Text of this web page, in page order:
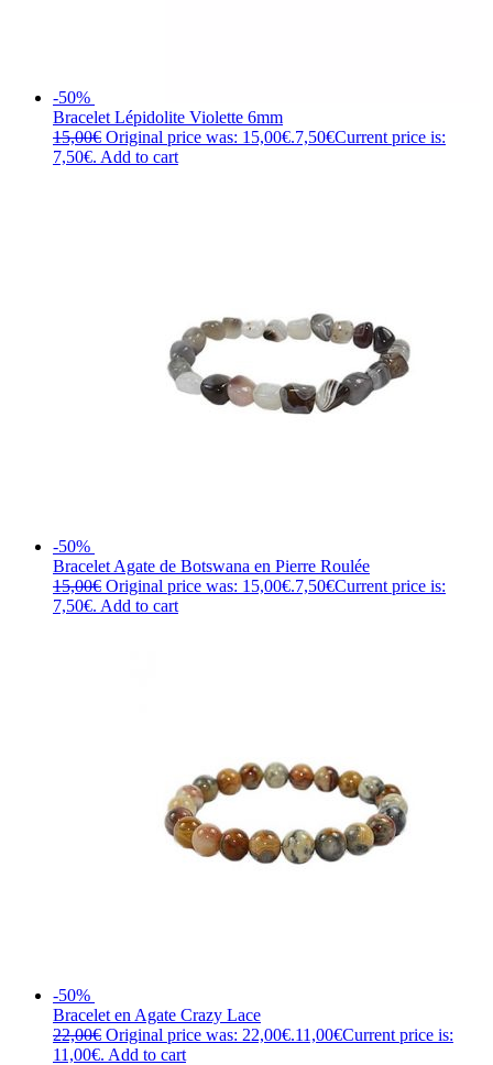
-50%
Bracelet Lépidolite Violette 6mm
15,00€ Original price was: 15,00€.7,50€Current price is:
7,50€. Add to cart
-50%
Bracelet Agate de Botswana en Pierre Roulée
15,00€ Original price was: 15,00€.7,50€Current price is:
7,50€. Add to cart
-50%
Bracelet en Agate Crazy Lace
22,00€ Original price was: 22,00€.11,00€Current price is:
11,00€. Add to cart